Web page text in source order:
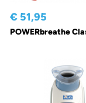
€ 51,95
POWERbreathe